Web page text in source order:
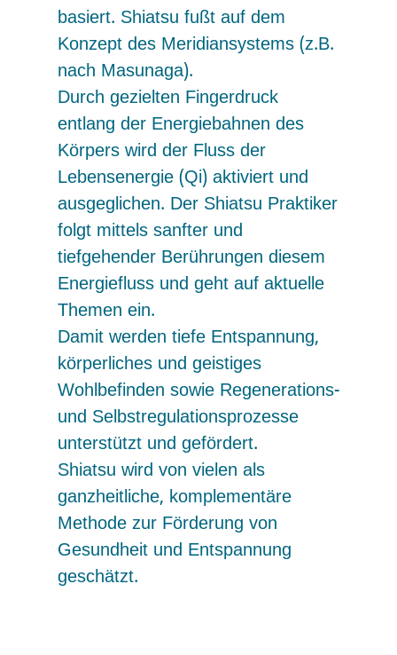
basiert. Shiatsu fußt auf dem
Konzept des Meridiansystems (z.B.
nach Masunaga).
Durch gezielten Fingerdruck
entlang der Energiebahnen des
Körpers wird der Fluss der
Lebensenergie (Qi) aktiviert und
ausgeglichen. Der Shiatsu Praktiker
folgt mittels sanfter und
tiefgehender Berührungen diesem
Energiefluss und geht auf aktuelle
Themen ein.
Damit werden tiefe Entspannung,
körperliches und geistiges
Wohlbefinden sowie Regenerations-
und Selbstregulationsprozesse
unterstützt und gefördert.
Shiatsu wird von vielen als
ganzheitliche, komplementäre
Methode zur Förderung von
Gesundheit und Entspannung
geschätzt.